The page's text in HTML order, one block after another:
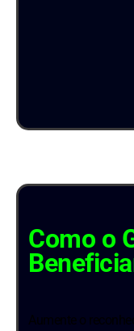
Como o
Aumente o